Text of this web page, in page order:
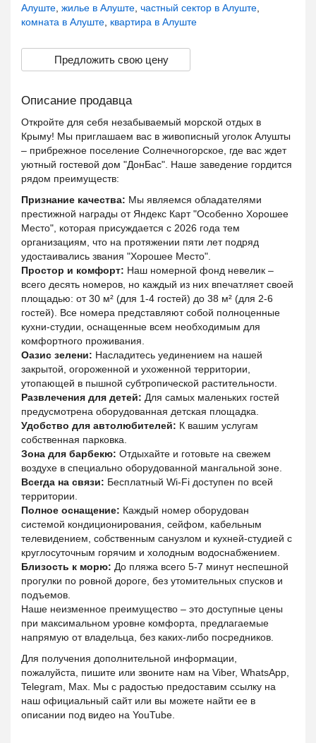
Алуште жилье в Алуште частный сектор в Алуште
комната в Алуште квартира в Алуште
Предложить свою цену
Описание продавца
Откройте для себя незабываемый морской отдых в
Крыму! Мы приглашаем вас в живописный уголок Алушты
– прибрежное поселение Солнечногорское, где вас ждет
уютный гостевой дом "ДонБас". Наше заведение гордится
рядом преимуществ:
Признание качества: Мы являемся обладателями
престижной награды от Яндекс Карт "Особенно Хорошее
Место", которая присуждается с 2026 года тем
организациям, что на протяжении пяти лет подряд
удостаивались звания "Хорошее Место".
Простор и комфорт: Наш номерной фонд невелик –
всего десять номеров, но каждый из них впечатляет своей
площадью: от 30 м² (для 1-4 гостей) до 38 м² (для 2-6
гостей). Все номера представляют собой полноценные
кухни-студии, оснащенные всем необходимым для
комфортного проживания.
Оазис зелени: Насладитесь уединением на нашей
закрытой, огороженной и ухоженной территории,
утопающей в пышной субтропической растительности.
Развлечения для детей: Для самых маленьких гостей
предусмотрена оборудованная детская площадка.
Удобство для автолюбителей: К вашим услугам
собственная парковка.
Зона для барбекю: Отдыхайте и готовьте на свежем
воздухе в специально оборудованной мангальной зоне.
Всегда на связи: Бесплатный Wi-Fi доступен по всей
территории.
Полное оснащение: Каждый номер оборудован
системой кондиционирования, сейфом, кабельным
телевидением, собственным санузлом и кухней-студией с
круглосуточным горячим и холодным водоснабжением.
Близость к морю: До пляжа всего 5-7 минут неспешной
прогулки по ровной дороге, без утомительных спусков и
подъемов.
Наше неизменное преимущество – это доступные цены
при максимальном уровне комфорта, предлагаемые
напрямую от владельца, без каких-либо посредников.
Для получения дополнительной информации,
пожалуйста, пишите или звоните нам на Viber, WhatsApp,
Telegram, Мах. Мы с радостью предоставим ссылку на
наш официальный сайт или вы можете найти ее в
описании под видео на YouTube.